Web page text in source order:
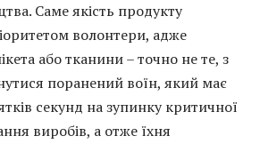
Саме якість продукту
волонтери, адже
або тканини – точно не те, з
поранений воїн, який має
секунд на зупинку критичної
виробів, а отже їхня